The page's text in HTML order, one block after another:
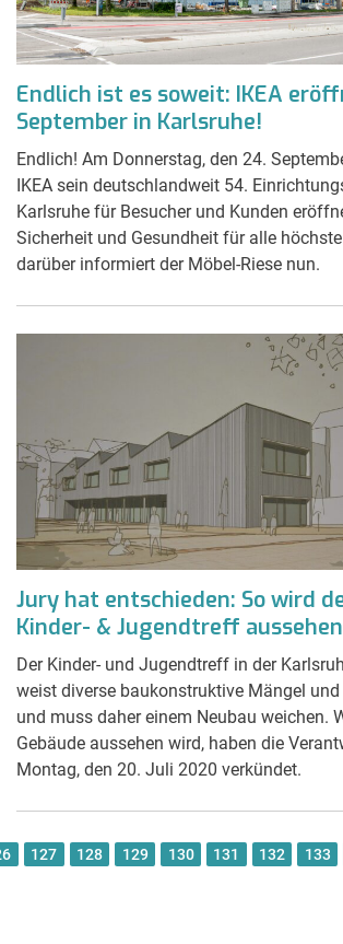
Endlich ist es soweit: IKEA
September in Karlsruhe!
Endlich! Am Donnerstag, den 24.
IKEA sein deutschlandweit 54.
Karlsruhe für Besucher und Kunden
Sicherheit und Gesundheit für alle
darüber informiert der Möbel-Riese nun.
Jury hat entschieden: So wird
Kinder- & Jugendtreff
Der Kinder- und Jugendtreff in der
weist diverse baukonstruktive Mängel
und muss daher einem Neubau weichen.
Gebäude aussehen wird, haben die
Montag, den 20. Juli 2020 verkündet.
127 128 129 130 131 132 133